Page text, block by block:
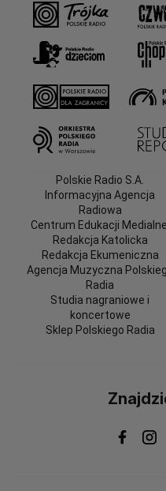
Polskie Radio S.A.
Informacyjna Agencja
Radiowa
Centrum Edukacji
Redakcja Katolicka
Redakcja Ekumeniczna
Agencja Muzyczna
Radia
Studia nagraniowe i
koncertowe
Sklep Polskiego Radia